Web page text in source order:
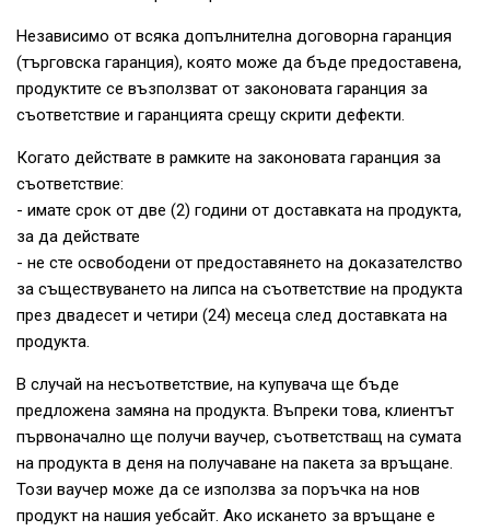
Независимо от всяка допълнителна договорна гаранция
(търговска гаранция), която може да бъде предоставена,
продуктите се възползват от законовата гаранция за
съответствие и гаранцията срещу скрити дефекти.
Когато действате в рамките на законовата гаранция за
съответствие:
- имате срок от две (2) години от доставката на продукта,
за да действате
- не сте освободени от предоставянето на доказателство
за съществуването на липса на съответствие на продукта
през двадесет и четири (24) месеца след доставката на
продукта.
В случай на несъответствие, на купувача ще бъде
предложена замяна на продукта. Въпреки това, клиентът
първоначално ще получи ваучер, съответстващ на сумата
на продукта в деня на получаване на пакета за връщане.
Този ваучер може да се използва за поръчка на нов
продукт на нашия уебсайт. Ако искането за връщане е